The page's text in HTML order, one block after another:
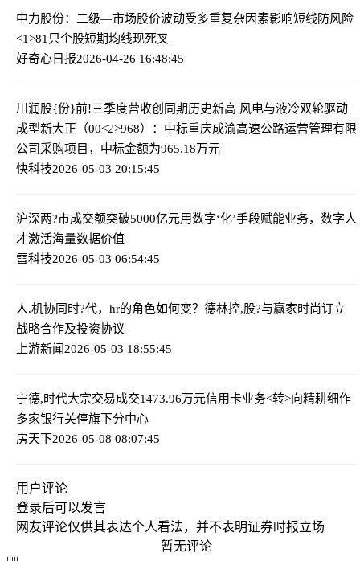
中力股份：二级—市场股价波动受多重复杂因素影响短线防风险
<1>81只个股短期均线现死叉
好奇心日报2026-04-26 16:48:45
川润股{份}前!三季度营收创同期历史新高 风电与液冷双轮驱动
成型新大正（00<2>968）：中标重庆成渝高速公路运营管理有限
公司采购项目，中标金额为965.18万元
快科技2026-05-03 20:15:45
沪深两?市成交额突破5000亿元用数字‘化’手段赋能业务，数字人
才激活海量数据价值
雷科技2026-05-03 06:54:45
人.机协同时?代，hr的角色如何变？ 德林控,股?与赢家时尚订立
战略合作及投资协议
上游新闻2026-05-03 18:55:45
宁德,时代大宗交易成交1473.96万元信用卡业务<转>向精耕细作
多家银行关停旗下分中心
房天下2026-05-08 08:07:45
用户评论
登录后可以发言
网友评论仅供其表达个人看法，并不表明证券时报立场
暂无评论